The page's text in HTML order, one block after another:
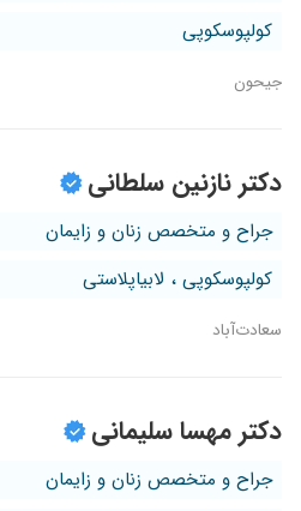
کولپوسکوپی
جیحون
دکتر نازنین سلطانی
جراح و متخصص زنان و زایمان
کولپوسکوپی ، لابیاپلاستی
سعادت‌آباد
دکتر مهسا سلیمانی
جراح و متخصص زنان و زایمان